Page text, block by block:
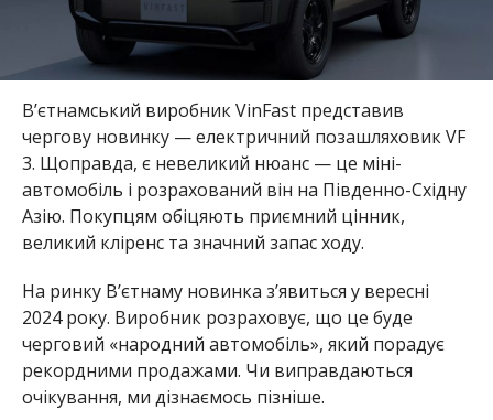
В’єтнамський виробник VinFast представив
чергову новинку — електричний позашляховик VF
3. Щоправда, є невеликий нюанс — це міні-
автомобіль і розрахований він на Південно-Східну
Азію. Покупцям обіцяють приємний цінник,
великий кліренс та значний запас ходу.
На ринку В’єтнаму новинка з’явиться у вересні
2024 року. Виробник розраховує, що це буде
черговий «народний автомобіль», який порадує
рекордними продажами. Чи виправдаються
очікування, ми дізнаємось пізніше.